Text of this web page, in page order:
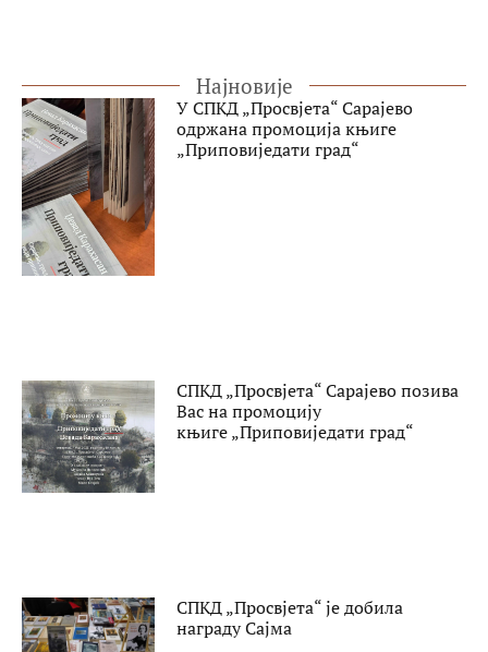
Најновије
У СПКД „Просвјета“ Сарајево
одржана промоција књиге
„Приповиједати град“
СПКД „Просвјета“ Сарајево позива
Вас на промоцију
књиге „Приповиједати град“
СПКД „Просвјета“ је добила
награду Сајма